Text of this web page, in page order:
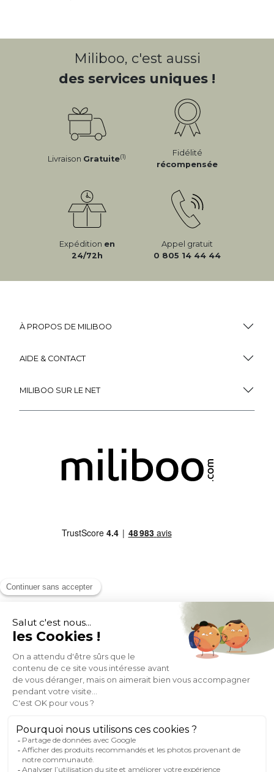
Miliboo, c'est aussi
des services uniques !
Livraison Gratuite(1)
Fidélité
récompensée
Expédition en
24/72h
Appel gratuit
0 805 14 44 44
À PROPOS DE MILIBOO
AIDE & CONTACT
MILIBOO SUR LE NET
MOYENS DE PAIEMENT